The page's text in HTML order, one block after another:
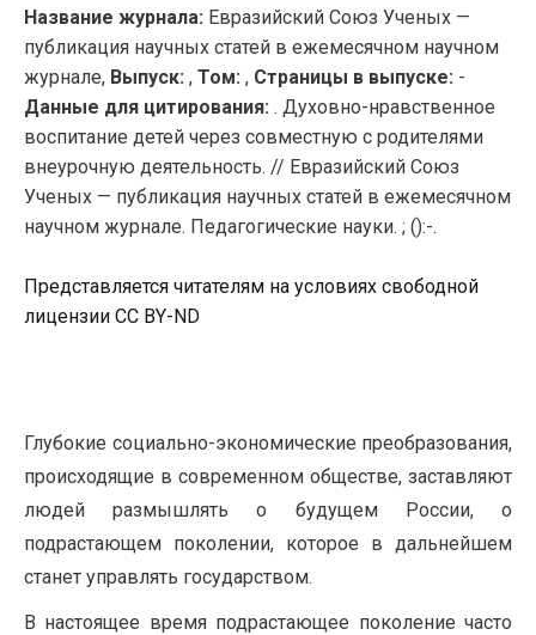
Название журнала: Евразийский Союз Ученых —
публикация научных статей в ежемесячном научном
журнале, Выпуск: , Том: , Страницы в выпуске: -
Данные для цитирования: . Духовно-нравственное
воспитание детей через совместную с родителями
внеурочную деятельность. // Евразийский Союз
Ученых — публикация научных статей в ежемесячном
научном журнале. Педагогические науки. ; ():-.
Представляется читателям на условиях свободной
лицензии CC BY-ND
Глубокие социально-экономические преобразования,
происходящие в современном обществе, заставляют
людей размышлять о будущем России, о
подрастающем поколении, которое в дальнейшем
станет управлять государством.
В настоящее время подрастающее поколение часто